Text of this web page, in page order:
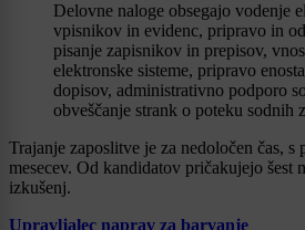
Delovne naloge obsegajo vodenje
vpisnikov in evidenc, pripravo in
pisanje zapisnikov in prepisov,
elektronske sisteme, pripravo
dopisov, administrativno podporo
obveščanje strank o poteku sodnih
Trajanje zaposlitve je za nedoločen čas, s
mesecev. Od kandidatov pričakujejo šest
izkušenj.
Upravljalec naprav za barvanje